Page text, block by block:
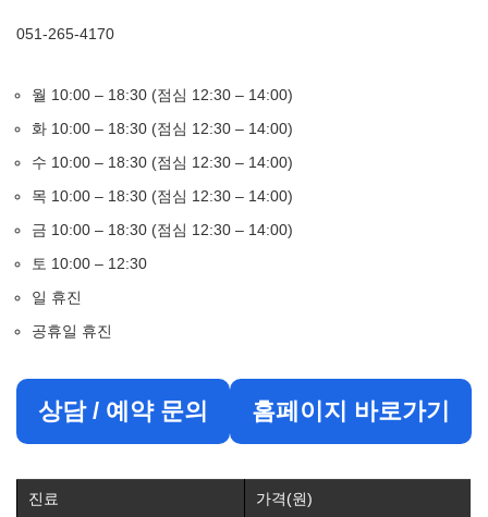
051-265-4170
월 10:00 – 18:30 (점심 12:30 – 14:00)
화 10:00 – 18:30 (점심 12:30 – 14:00)
수 10:00 – 18:30 (점심 12:30 – 14:00)
목 10:00 – 18:30 (점심 12:30 – 14:00)
금 10:00 – 18:30 (점심 12:30 – 14:00)
토 10:00 – 12:30
일 휴진
공휴일 휴진
상담 / 예약 문의 홈페이지 바로가기
진료 가격(원)